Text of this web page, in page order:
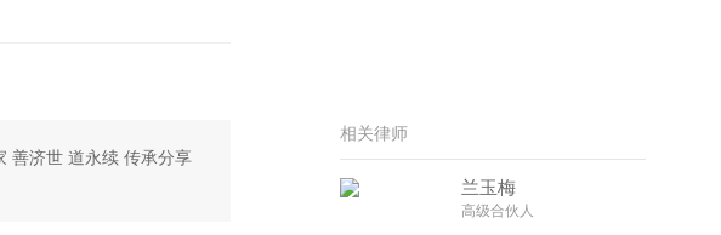
善济世 道永续 传承分享
相关律师
兰玉梅
高级合伙人